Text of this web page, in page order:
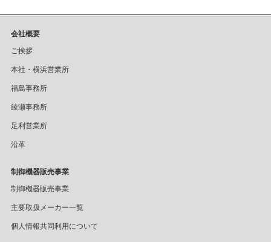
会社概要
ご挨拶
本社・横浜営業所
福島事務所
綾瀬事務所
足利営業所
沿革
制御機器販売事業
制御機器販売事業
主要取扱メーカー一覧
個人情報共同利用について